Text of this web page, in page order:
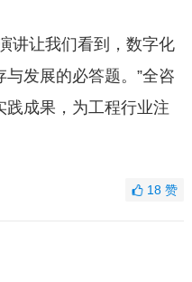
讲让我们看到，数字化
发展的必答题。”全咨
成果，为工程行业注
18赞